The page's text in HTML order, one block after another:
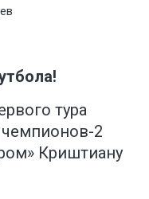
тура
чемпионов-2
Криштиану